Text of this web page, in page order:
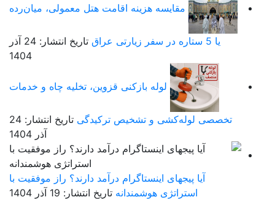
مقایسه هزینه اقامت هتل معمولی، میان‌رده
تاریخ انتشار: 24 آذر
1404
لوله بازکنی قزوین، تخلیه چاه و خدمات
تخصصی لوله‌کشی و تشخیص ترکیدگی
تاریخ انتشار: 24
آیا پیجهای اینستاگرام درآمد دارند؟ راز موفقیت با
استراتژی هوشمندانه تاریخ انتشار: 19 آذر 1404